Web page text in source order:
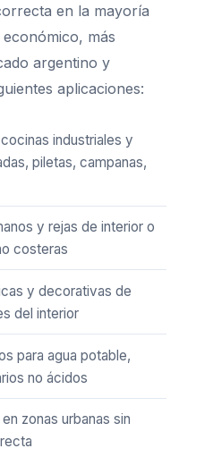
en la mayoría
más
argentino y
aplicaciones:
industriales y
piletas, campanas,
y rejas de interior o
costeras
y decorativas de
del interior
para agua potable,
no ácidos
zonas urbanas sin